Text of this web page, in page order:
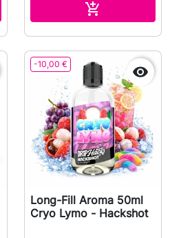

-10,00 € 
Long-Fill Aroma 50ml
Cryo Lymo - Hackshot